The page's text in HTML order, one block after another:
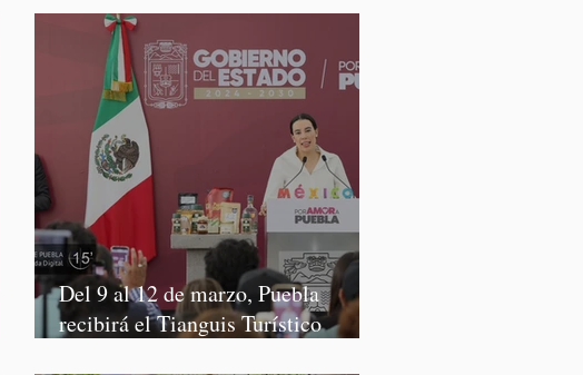
Del 9 al 12 de marzo, Puebla
recibirá el Tianguis Turístico